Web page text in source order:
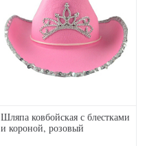
Шляпа ковбойская с блестками
и короной, розовый